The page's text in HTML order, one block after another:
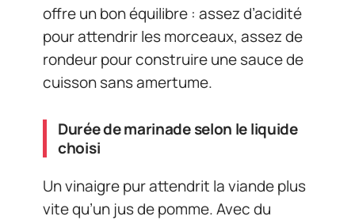
offre un bon équilibre : assez d’acidité
pour attendrir les morceaux, assez de
rondeur pour construire une sauce de
cuisson sans amertume.
Durée de marinade selon le liquide
choisi
Un vinaigre pur attendrit la viande plus
vite qu’un jus de pomme. Avec du